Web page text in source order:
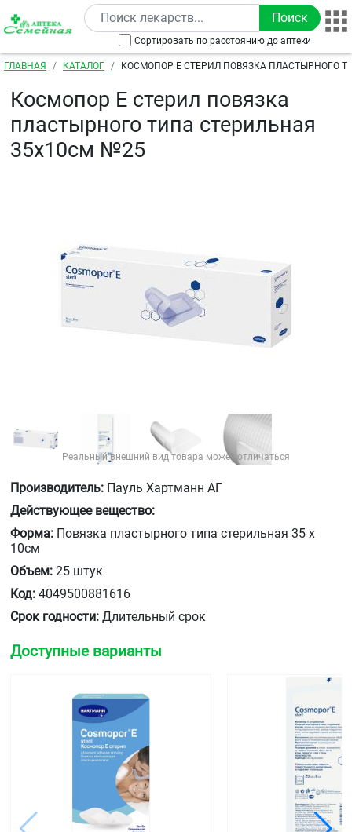
Перейти к основному содержанию
Сортировать по расстоянию до аптеки
Строка навигации
ГЛАВНАЯ КАТАЛОГ
КОСМОПОР Е СТЕРИЛ ПОВЯЗКА ПЛАСТЫРНОГО
Космопор Е стерил повязка
пластырного типа стерильная
35х10см №25
Реальный внешний вид товара может отличаться
Производитель: Пауль Хартманн АГ
Действующее вещество:
Форма: Повязка пластырного типа стерильная 35 х
10см
Объем: 25 штук
Код: 4049500881616
Срок годности: Длительный срок
Доступные варианты